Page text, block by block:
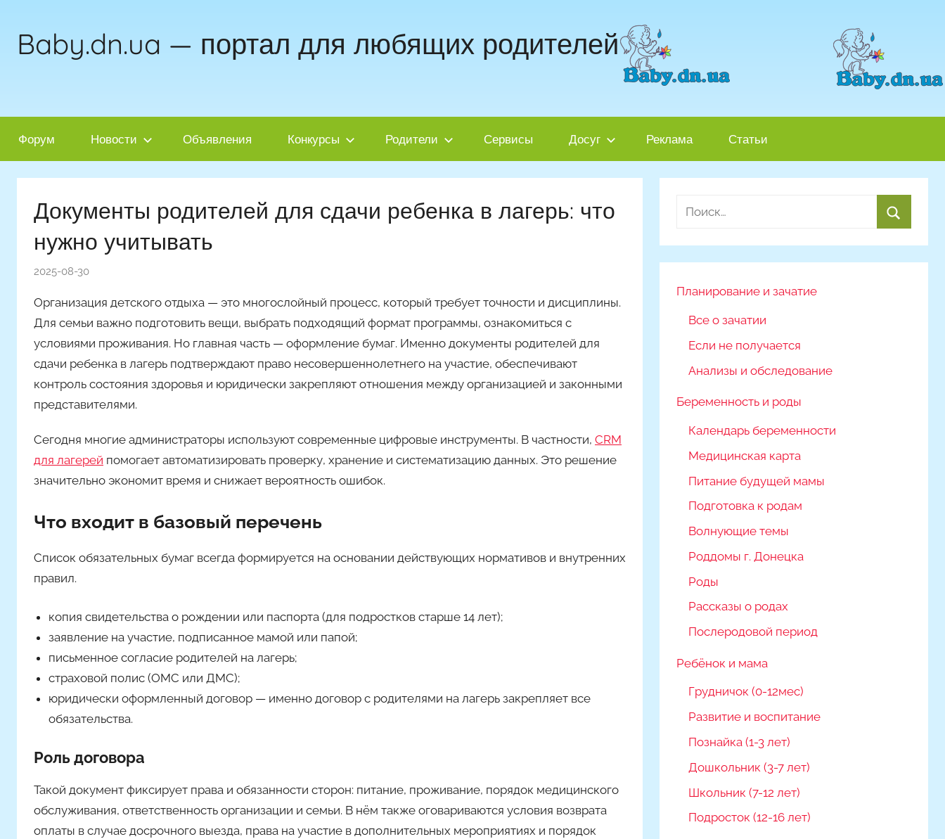
содержимому
Baby.dn.ua — портал для любящих родителей
Форум Новости Объявления Конкурсы Родители Сервисы Досуг Реклама Статьи
Документы родителей для сдачи ребенка в лагерь: что
нужно учитывать
2025-08-30
Организация детского отдыха — это многослойный процесс, который требует точности и дисциплины.
Для семьи важно подготовить вещи, выбрать подходящий формат программы, ознакомиться с
условиями проживания. Но главная часть — оформление бумаг. Именно документы родителей для
сдачи ребенка в лагерь подтверждают право несовершеннолетнего на участие, обеспечивают
контроль состояния здоровья и юридически закрепляют отношения между организацией и законными
представителями.
Сегодня многие администраторы используют современные цифровые инструменты. В частности, CRM
для лагерей помогает автоматизировать проверку, хранение и систематизацию данных. Это решение
значительно экономит время и снижает вероятность ошибок.
Что входит в базовый перечень
Список обязательных бумаг всегда формируется на основании действующих нормативов и внутренних
правил.
копия свидетельства о рождении или паспорта (для подростков старше 14 лет);
заявление на участие, подписанное мамой или папой;
письменное согласие родителей на лагерь;
страховой полис (ОМС или ДМС);
юридически оформленный договор — именно договор с родителями на лагерь закрепляет все
обязательства.
Роль договора
Такой документ фиксирует права и обязанности сторон: питание, проживание, порядок медицинского
обслуживания, ответственность организации и семьи. В нём также оговариваются условия возврата
оплаты в случае досрочного выезда, права на участие в дополнительных мероприятиях и порядок
Найти:
Планирование и зачатие
Все о зачатии
Если не получается
Анализы и обследование
Беременность и роды
Календарь беременности
Медицинская карта
Питание будущей мамы
Подготовка к родам
Волнующие темы
Роддомы г. Донецка
Роды
Рассказы о родах
Послеродовой период
Ребёнок и мама
Грудничок (0-12мес)
Развитие и воспитание
Познайка (1-3 лет)
Дошкольник (3-7 лет)
Школьник (7-12 лет)
Подросток (12-16 лет)